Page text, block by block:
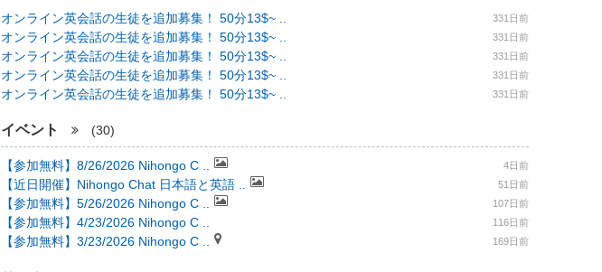
オンライン英会話の生徒を追加募集！ 50分13$~ .. 331日前
オンライン英会話の生徒を追加募集！ 50分13$~ .. 331日前
オンライン英会話の生徒を追加募集！ 50分13$~ .. 331日前
オンライン英会話の生徒を追加募集！ 50分13$~ .. 331日前
オンライン英会話の生徒を追加募集！ 50分13$~ .. 331日前
イベント (30)
【参加無料】8/26/2026 Nihongo C .. 4日前
【近日開催】Nihongo Chat 日本語と英語 .. 51日前
【参加無料】5/26/2026 Nihongo C .. 107日前
【参加無料】4/23/2026 Nihongo C .. 116日前
【参加無料】3/23/2026 Nihongo C .. 169日前